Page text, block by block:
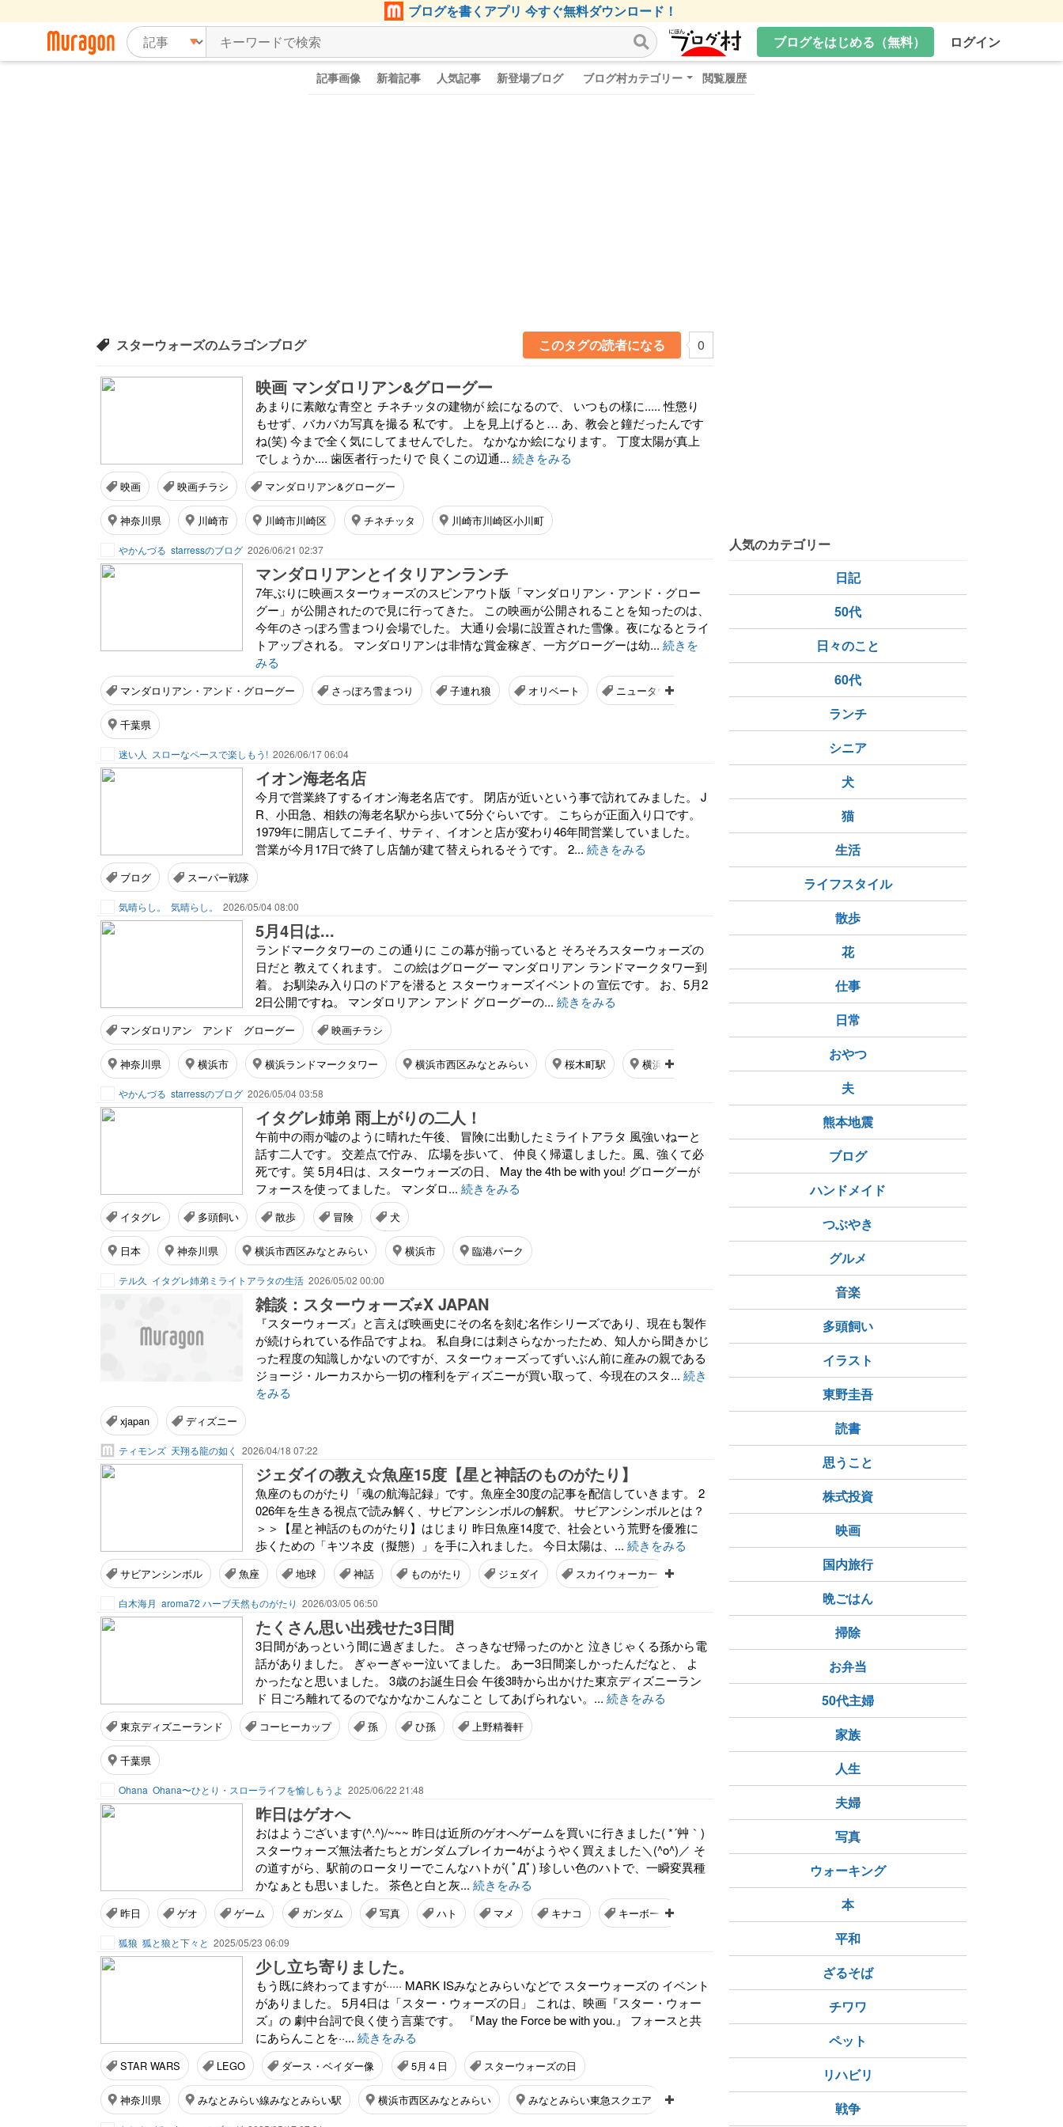
ブログを書くアプリ 今すぐ無料ダウンロード！
ブログをはじめる（無料）
ログイン
記事画像 新着記事 人気記事 新登場ブログ ブログ村カテゴリー 閲覧履歴
スターウォーズのムラゴンブログ このタグの読者になる 0
映画 マンダロリアン&グローグー
あまりに素敵な青空と チネチッタの建物が 絵になるので、 いつもの様に..... 性懲り
もせず、バカバカ写真を撮る 私です。 上を見上げると… あ、教会と鐘だったんです
ね(笑) 今まで全く気にしてませんでした。 なかなか絵になります。 丁度太陽が真上
でしょうか.... 歯医者行ったりで 良くこの辺通... 続きをみる
映画 映画チラシ マンダロリアン&グローグー
神奈川県 川崎市 川崎市川崎区 チネチッタ 川崎市川崎区小川町
やかんづる starressのブログ 2026/06/21 02:37
マンダロリアンとイタリアンランチ
7年ぶりに映画スターウォーズのスピンアウト版「マンダロリアン・アンド・グロー
グー」が公開されたので見に行ってきた。 この映画が公開されることを知ったのは、
今年のさっぽろ雪まつり会場でした。 大通り会場に設置された雪像。夜になるとライ
トアップされる。 マンダロリアンは非情な賞金稼ぎ、一方グローグーは幼... 続きを
みる
マンダロリアン・アンド・グローグー さっぽろ雪まつり 子連れ狼 オリベート ニュータウン店 ランチコース
千葉県
迷い人 スローなペースで楽しもう! 2026/06/17 06:04
イオン海老名店
今月で営業終了するイオン海老名店です。 閉店が近いという事で訪れてみました。 J
R、小田急、相鉄の海老名駅から歩いて5分ぐらいです。 こちらが正面入り口です。
1979年に開店してニチイ、サティ、イオンと店が変わり46年間営業していました。
営業が今月17日で終了し店舗が建て替えられるそうです。 2... 続きをみる
ブログ スーパー戦隊
気晴らし。 気晴らし。 2026/05/04 08:00
5月4日は...
ランドマークタワーの この通りに この幕が揃っていると そろそろスターウォーズの
日だと 教えてくれます。 この絵はグローグー マンダロリアン ランドマークタワー到
着。 お馴染み入り口のドアを潜ると スターウォーズイベントの 宣伝です。 お、5月2
2日公開ですね。 マンダロリアン アンド グローグーの... 続きをみる
マンダロリアン アンド グローグー 映画チラシ
神奈川県 横浜市 横浜ランドマークタワー 横浜市西区みなとみらい 桜木町駅 横浜市中区
やかんづる starressのブログ 2026/05/04 03:58
イタグレ姉弟 雨上がりの二人！
午前中の雨が嘘のように晴れた午後、 冒険に出動したミライトアラタ 風強いねーと
話す二人です。 交差点で佇み、 広場を歩いて、 仲良く帰還しました。風、強くて必
死です。笑 5月4日は、スターウォーズの日、 May the 4th be with you! グローグーが
フォースを使ってました。 マンダロ... 続きをみる
イタグレ 多頭飼い 散歩 冒険 犬
日本 神奈川県 横浜市西区みなとみらい 横浜市 臨港パーク
テル久 イタグレ姉弟ミライトアラタの生活 2026/05/02 00:00
雑談：スターウォーズ≠X JAPAN
『スターウォーズ』と言えば映画史にその名を刻む名作シリーズであり、現在も製作
が続けられている作品ですよね。 私自身には刺さらなかったため、知人から聞きかじ
った程度の知識しかないのですが、スターウォーズってずいぶん前に産みの親である
ジョージ・ルーカスから一切の権利をディズニーが買い取って、今現在のスタ... 続き
をみる
xjapan ディズニー
ティモンズ 天翔る龍の如く 2026/04/18 07:22
ジェダイの教え☆魚座15度【星と神話のものがたり】
魚座のものがたり「魂の航海記録」です。魚座全30度の記事を配信していきます。 2
026年を生きる視点で読み解く、サビアンシンボルの解釈。 サビアンシンボルとは？
＞＞【星と神話のものがたり】はじまり 昨日魚座14度で、社会という荒野を優雅に
歩くための「キツネ皮（擬態）」を手に入れました。 今日太陽は、... 続きをみる
サビアンシンボル 魚座 地球 神話 ものがたり ジェダイ スカイウォーカー
白木海月 aroma72 ハーブ天然ものがたり 2026/03/05 06:50
たくさん思い出残せた3日間
3日間があっという間に過ぎました。 さっきなぜ帰ったのかと 泣きじゃくる孫から電
話がありました。 ぎゃーぎゃー泣いてました。 あー3日間楽しかったんだなと、 よ
かったなと思いました。 3歳のお誕生日会 午後3時から出かけた東京ディズニーラン
ド 日ごろ離れてるのでなかなかこんなこと してあげられない。... 続きをみる
東京ディズニーランド コーヒーカップ 孫 ひ孫 上野精養軒
千葉県
Ohana Ohana〜ひとり・スローライフを愉しもうよ 2025/06/22 21:48
昨日はゲオへ
おはようございます(^.^)/~~~ 昨日は近所のゲオへゲームを買いに行きました( *´艸｀)
スターウォーズ無法者たちとガンダムブレイカー4がようやく買えました＼(^o^)／ そ
の道すがら、駅前のロータリーでこんなハトが( ﾟДﾟ) 珍しい色のハトで、一瞬変異種
かなぁとも思いました。 茶色と白と灰... 続きをみる
昨日 ゲオ ゲーム ガンダム 写真 ハト マメ キナコ キーボード
狐狼 狐と狼と下々と 2025/05/23 06:09
少し立ち寄りました。
もう既に終わってますが····· MARK ISみなとみらいなどで スターウォーズの イベント
がありました。 5月4日は「スター・ウォーズの日」 これは、映画『スター・ウォー
ズ』の 劇中台詞で良く使う言葉です。 『May the Force be with you.』 フォースと共
にあらんことを··... 続きをみる
STAR WARS LEGO ダース・ベイダー像 5月４日 スターウォーズの日
神奈川県 みなとみらい線みなとみらい駅 横浜市西区みなとみらい みなとみらい東急スクエア みなとみらい線馬車道駅
人気のカテゴリー
日記
50代
日々のこと
60代
ランチ
シニア
犬
猫
生活
ライフスタイル
散歩
花
仕事
日常
おやつ
夫
熊本地震
ブログ
ハンドメイド
つぶやき
グルメ
音楽
多頭飼い
イラスト
東野圭吾
読書
思うこと
株式投資
映画
国内旅行
晩ごはん
掃除
お弁当
50代主婦
家族
人生
夫婦
写真
ウォーキング
本
平和
ざるそば
チワワ
ペット
リハビリ
戦争